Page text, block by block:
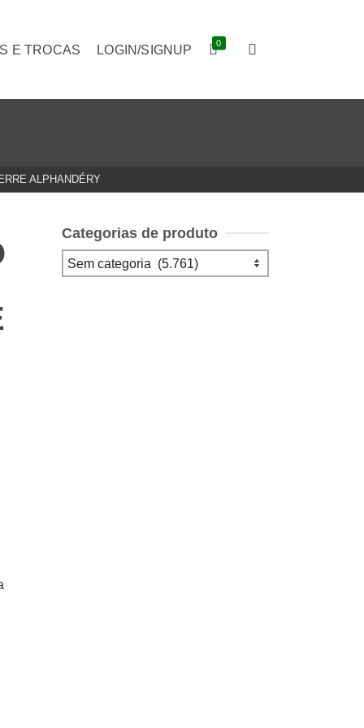
E TROCAS LOGIN/SIGNUP 0
ALPHANDÉRY
Categorias de produto